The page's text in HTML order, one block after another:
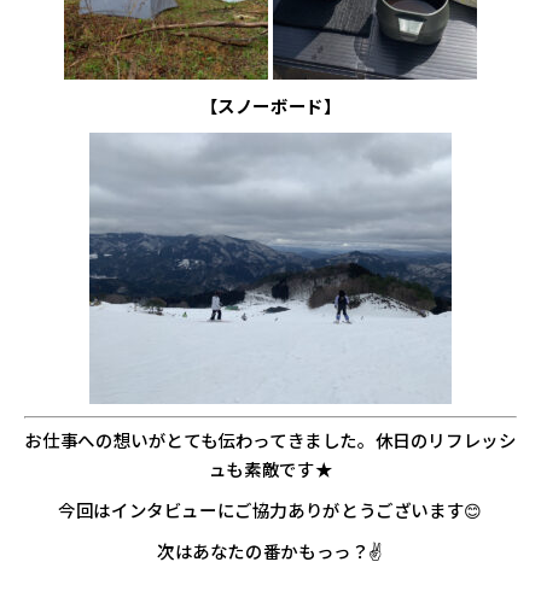
【スノーボード】
お仕事への想いがとても伝わってきました。休日のリフレッシ
ュも素敵です★
今回はインタビューにご協力ありがとうございます😊
次はあなたの番かもっっ？✌